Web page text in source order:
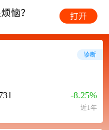
-8.25%
近1年
诊断